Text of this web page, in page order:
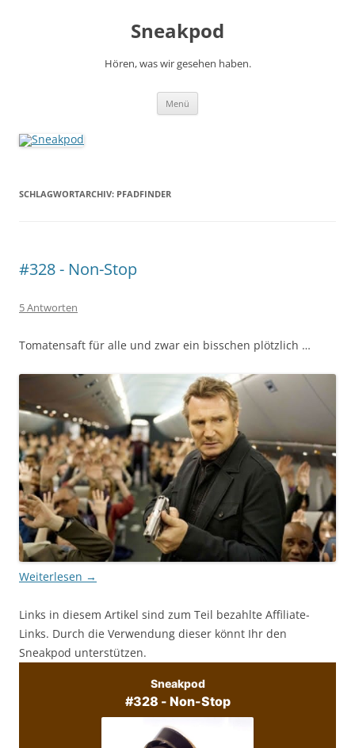
Sneakpod
Hören, was wir gesehen haben.
Menü
SCHLAGWORTARCHIV: PFADFINDER
#328 - Non-Stop
5 Antworten
Tomatensaft für alle und zwar ein bisschen plötzlich …
Weiterlesen →
Links in diesem Artikel sind zum Teil bezahlte Affiliate-
Links. Durch die Verwendung dieser könnt Ihr den
Sneakpod unterstützen.